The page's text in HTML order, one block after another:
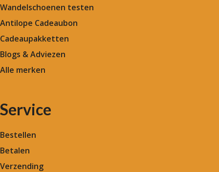
Wandelschoenen testen
Antilope Cadeaubon
Cadeaupakketten
Blogs & Adviezen
Alle merken
Service
Bestellen
Betalen
Verzending